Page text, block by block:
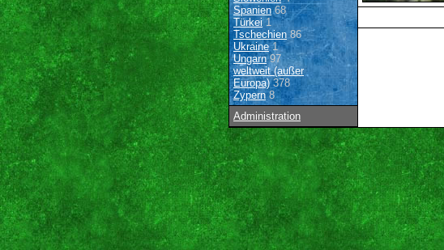
Spanien68
Türkei1
Tschechien 86
Ukraine1
Ungarn97
weltweit (außer
Europa)378
Zypern8
Administration